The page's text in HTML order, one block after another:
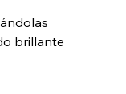
brillante